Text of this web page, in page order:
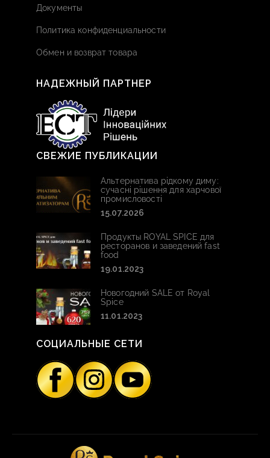
Документы
Политика конфиденциальности
Обмен и возврат товара
НАДЕЖНЫЙ ПАРТНЕР
СВЕЖИЕ ПУБЛИКАЦИИ
Альтернатива рідкому диму:
сучасні рішення для харчової
промисловості
15.07.2026
Продукты ROYAL SPICE для
ресторанов и заведений fast
food
19.01.2023
Новогодний SALE от Royal
Spice
11.01.2023
СОЦИАЛЬНЫЕ СЕТИ